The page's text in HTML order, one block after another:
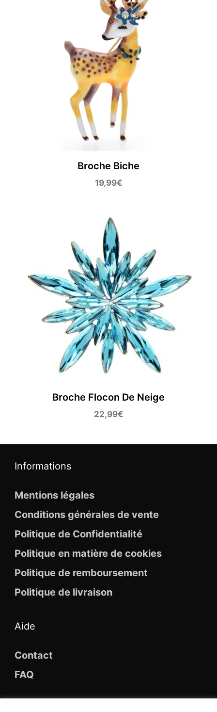
Broche Biche
19,99€
Broche Flocon De Neige
22,99€
Informations
Mentions légales
Conditions générales de vente
Politique de Confidentialité
Politique en matière de cookies
Politique de remboursement
Politique de livraison
Aide
Contact
FAQ